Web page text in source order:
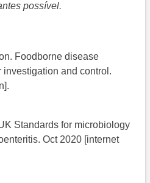
possível.
Foodborne disease
and control.
Standards for microbiology
Oct 2020 [internet